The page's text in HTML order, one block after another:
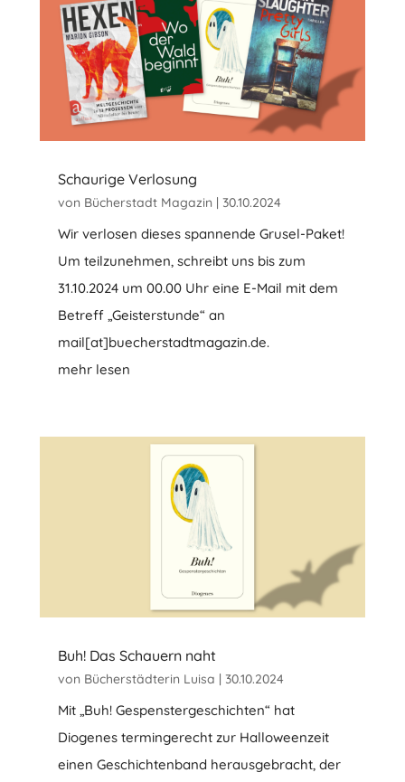
Schaurige Verlosung
von Bücherstadt Magazin | 30.10.2024
Wir verlosen dieses spannende Grusel-Paket!
Um teilzunehmen, schreibt uns bis zum
31.10.2024 um 00.00 Uhr eine E-Mail mit dem
Betreff „Geisterstunde“ an
mail[at]buecherstadtmagazin.de.
mehr lesen
Buh! Das Schauern naht
von Bücherstädterin Luisa 30.10.2024
Mit „Buh! Gespenstergeschichten“ hat
Diogenes termingerecht zur Halloweenzeit
einen Geschichtenband herausgebracht, der